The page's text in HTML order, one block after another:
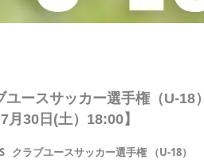
ユースサッカー選手権（U-
月30日(土）18:00】
クラブユースサッカー選手権 （U-18）